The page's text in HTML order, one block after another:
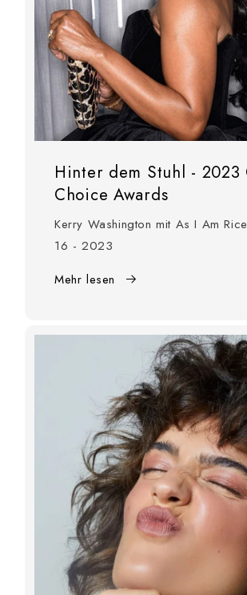
Hinter dem Stuhl -
Choice Awards
Kerry Washington mit As I Am
16 - 2023
Mehr lesen